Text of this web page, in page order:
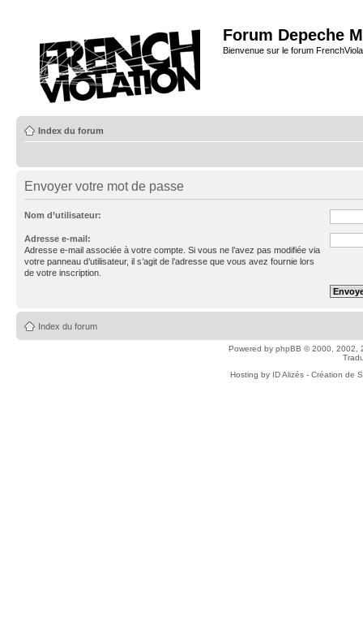
Forum Depeche
Bienvenue sur le forum
Index du forum
Envoyer votre mot de passe
Nom d’utilisateur:
Adresse e-mail:
Adresse e-mail associée à votre compte. Si vous ne l’avez pas modifiée via
votre panneau d’utilisateur, il s’agit de l’adresse que vous avez fournie lors
de votre inscription.
Index du forum
Powered by phpBB © 2000, 2002,
Hosting by ID Alizés - Création de